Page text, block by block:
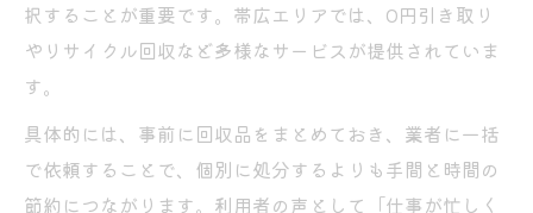
択することが重要です。帯広エリアでは、0円引き取り
やリサイクル回収など多様なサービスが提供されていま
す。
具体的には、事前に回収品をまとめておき、業者に一括
で依頼することで、個別に処分するよりも手間と時間の
節約につながります。利用者の声として「仕事が忙しく